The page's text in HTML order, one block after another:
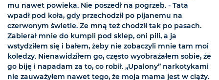
mu nawet powieka. Nie poszedł na pogrzeb. - Tata
wpadł pod koła, gdy przechodził po pijanemu na
czerwonym świetle. Ze mną też chodził tak po pasach.
Zabierał mnie do kumpli pod sklep, oni pili, a ja
wstydziłem się i bałem, żeby nie zobaczyli mnie tam moi
koledzy. Nienawidziłem go, często wyobrażałem sobie, że
go biję i napadam za to, co robił. „Upalony” narkotykami
nie zauważyłem nawet tego, że moja mama jest w ciąży.